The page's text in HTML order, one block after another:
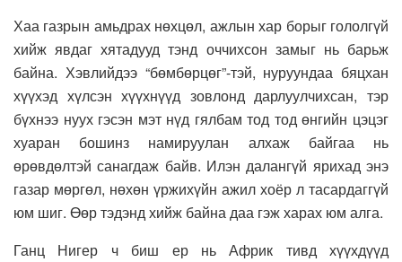
Хаа газрын амьдрах нөхцөл, ажлын хар борыг гололгүй
хийж явдаг хятадууд тэнд оччихсон замыг нь барьж
байна. Хэвлийдээ “бөмбөрцөг”-тэй, нуруундаа бяцхан
хүүхэд хүлсэн хүүхнүүд зовлонд дарлуулчихсан, тэр
бүхнээ нуух гэсэн мэт нүд гялбам тод тод өнгийн цэцэг
хуаран бошинз намируулан алхаж байгаа нь
өрөвдөлтэй санагдаж байв. Илэн далангүй ярихад энэ
газар мөргөл, нөхөн үржихүйн ажил хоёр л тасардаггүй
юм шиг. Өөр тэдэнд хийж байна даа гэж харах юм алга.
Ганц Нигер ч биш ер нь Африк тивд хүүхдүүд